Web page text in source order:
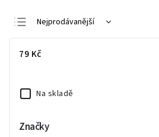
Nejprodávanější
Nejdražší
79 Kč
Na skladě
Značky